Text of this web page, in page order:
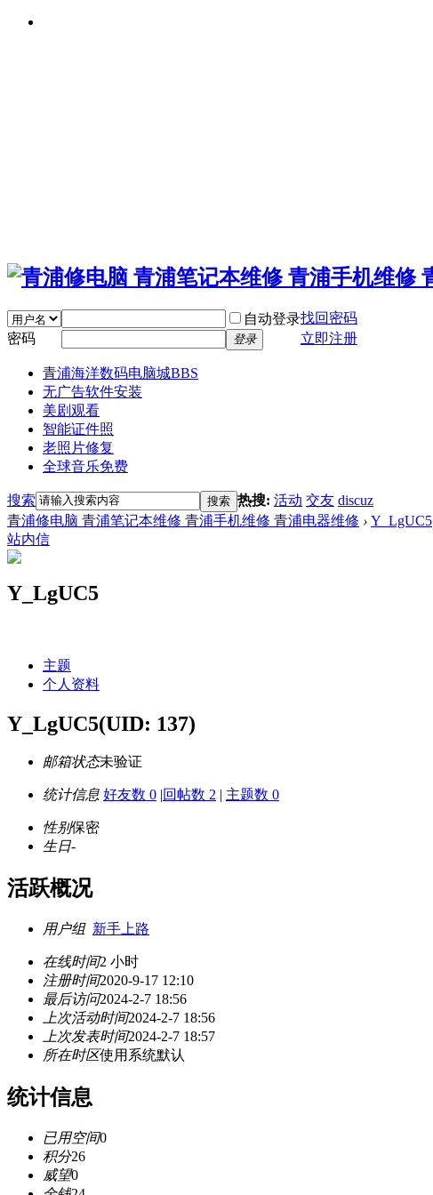
自动登录找回密码
密码
登录 立即注册
青浦海洋数码电脑城BBS
无广告软件安装
美剧观看
智能证件照
老照片修复
全球音乐免费
搜索 搜索 热搜: 活动 交友 discuz
青浦修电脑 青浦笔记本维修 青浦手机维修 青浦电器维修 › Y_LgUC5
站内信
Y_LgUC5
主题
个人资料
Y_LgUC5(UID: 137)
邮箱状态未验证
统计信息 好友数 0 |回帖数 2 | 主题数 0
性别保密
生日-
活跃概况
用户组 新手上路
在线时间2 小时
注册时间2020-9-17 12:10
最后访问2024-2-7 18:56
上次活动时间2024-2-7 18:56
上次发表时间2024-2-7 18:57
所在时区使用系统默认
统计信息
已用空间0
积分26
威望0